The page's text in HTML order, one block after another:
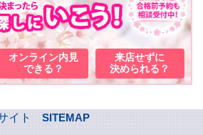
オンライン内見
できる？
来店せずに
決められる？
イト
SITEMAP